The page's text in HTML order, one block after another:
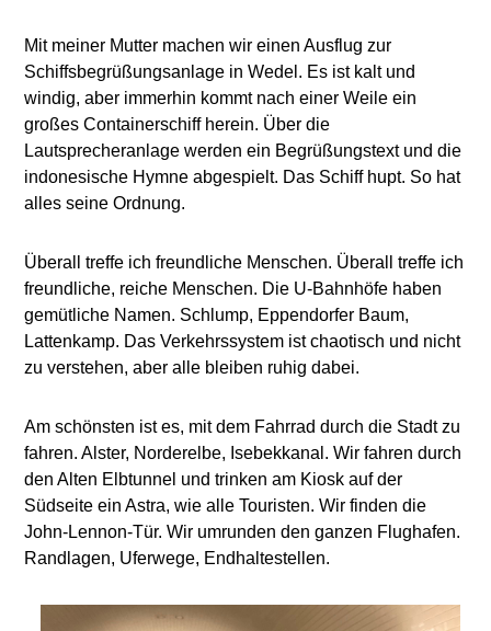
Mit meiner Mutter machen wir einen Ausflug zur
Schiffsbegrüßungsanlage in Wedel. Es ist kalt und
windig, aber immerhin kommt nach einer Weile ein
großes Containerschiff herein. Über die
Lautsprecheranlage werden ein Begrüßungstext und die
indonesische Hymne abgespielt. Das Schiff hupt. So hat
alles seine Ordnung.
Überall treffe ich freundliche Menschen. Überall treffe ich
freundliche, reiche Menschen. Die U-Bahnhöfe haben
gemütliche Namen. Schlump, Eppendorfer Baum,
Lattenkamp. Das Verkehrssystem ist chaotisch und nicht
zu verstehen, aber alle bleiben ruhig dabei.
Am schönsten ist es, mit dem Fahrrad durch die Stadt zu
fahren. Alster, Norderelbe, Isebekkanal. Wir fahren durch
den Alten Elbtunnel und trinken am Kiosk auf der
Südseite ein Astra, wie alle Touristen. Wir finden die
John-Lennon-Tür. Wir umrunden den ganzen Flughafen.
Randlagen, Uferwege, Endhaltestellen.